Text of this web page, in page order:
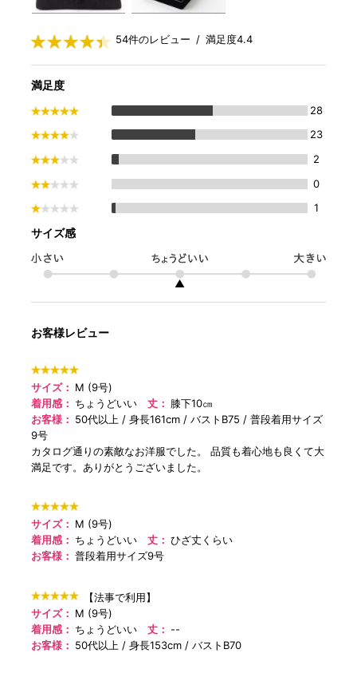
RENTAL REVIEWS
54件のレビュー / 満足度4.4
満足度
28
23
2
0
1
サイズ感
▲
お客様レビュー
サイズ： M (9号)
着用感： ちょうどいい 丈： 膝下10㎝
お客様： 50代以上 身長161cm バストB75
普段着用サイズ
9号
カタログ通りの素敵なお洋服でした。 品質も着心地も良くて大
満足です。ありがとうございました。
サイズ： M (9号)
着用感： ちょうどいい 丈：ひざ丈くらい
お客様：普段着用サイズ9号
【法事で利用】
サイズ： M (9号)
着用感： ちょうどいい 丈： --
お客様： 50代以上 身長153cm バストB70